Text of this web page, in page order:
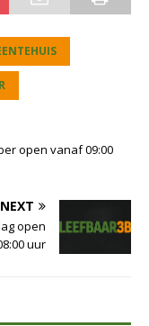
open vanaf 09:00
NEXT
open
uur